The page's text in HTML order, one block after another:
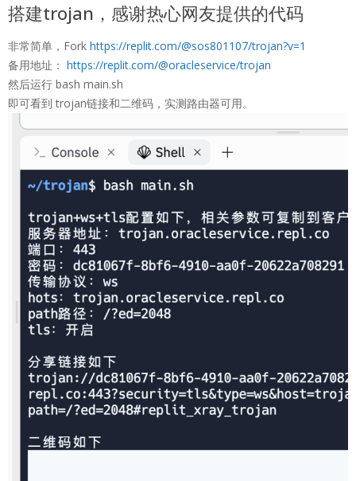
搭建trojan，感谢热心网友提供的代码
非常简单，Fork https://replit.com/@sos801107/trojan?v=1
备用地址： https://replit.com/@oracleservice/trojan
然后运行 bash main.sh
即可看到 trojan链接和二维码，实测路由器可用。